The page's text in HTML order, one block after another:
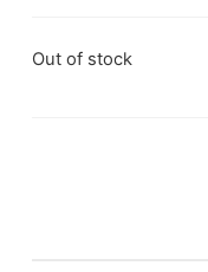
Out of stock